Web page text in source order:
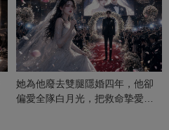
她為他廢去雙腿隱婚四年，他卻
偏愛全隊白月光，把救命摯愛當